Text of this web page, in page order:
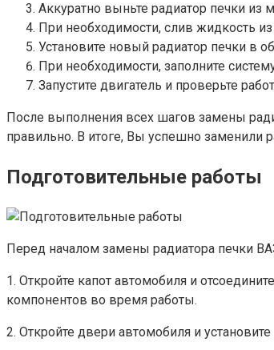
Аккуратно выньте радиатор печки из
При необходимости, слив жидкость
Установите новый радиатор печки в
При необходимости, заполните
Запустите двигатель и проверьте
После выполнения всех шагов замены
правильно. В итоге, Вы успешно заменили
Подготовительные работы
Перед началом замены радиатора печки
1. Откройте капот автомобиля и
компонентов во время работы.
2. Откройте двери автомобиля и